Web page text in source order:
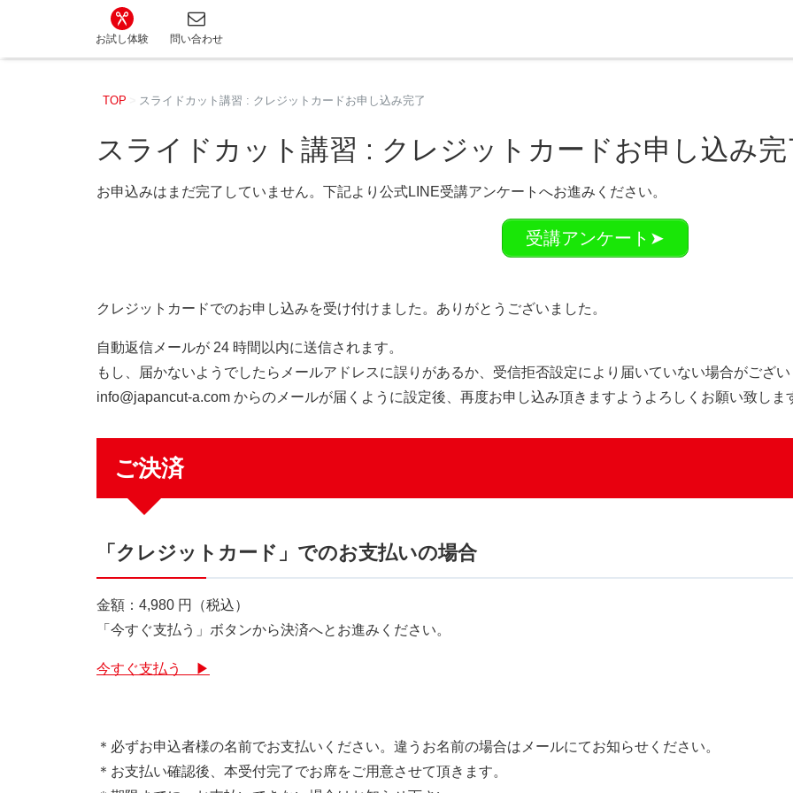
カット講習・カットスクール 日本カットアカデミー総合サイト
お試し体験 問い合わせ
TOP スライドカット講習 : クレジットカードお申し込み完了
スライドカット講習 : クレジットカードお申し込み完
お申込みはまだ完了していません。下記より公式LINE受講アンケートへお進みください。
受講アンケート➤
クレジットカードでのお申し込みを受け付けました。ありがとうございました。
自動返信メールが 24 時間以内に送信されます。
もし、届かないようでしたらメールアドレスに誤りがあるか、受信拒否設定により届いていない場合がござ
info@japancut-a.com からのメールが届くように設定後、再度お申し込み頂きますようよろしくお願い致しま
ご決済
「クレジットカード」でのお支払いの場合
金額：4,980 円（税込）
「今すぐ支払う」ボタンから決済へとお進みください。
今すぐ支払う ▶
＊必ずお申込者様の名前でお支払いください。違うお名前の場合はメールにてお知らせください。
＊お支払い確認後、本受付完了でお席をご用意させて頂きます。